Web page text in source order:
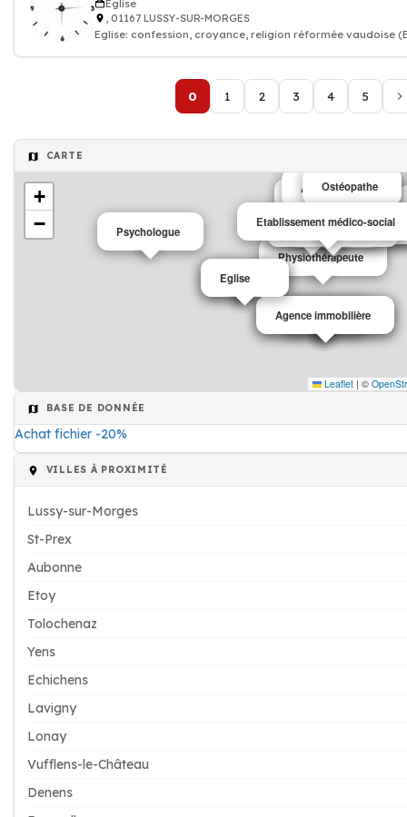
Eglise
, 01167 LUSSY-SUR-MORGES
Eglise: confession, croyance, religion réformée vaudoise
0 1 2 3 4 5
CARTE
Café
Physiothérapeute
Police
Salon coiffure
Restaurant
Taiji
Psychologue
Ostéopathe
Salons de thé café
Administration
Ostéopathe
Ingénieur
Agence immobilière
Agence immobilière
Etablissement médico-social
Eglise
+
−
Leaflet | ©
BASE DE DONNÉE
Achat fichier -20%
VILLES À PROXIMITÉ
Lussy-sur-Morges
St-Prex
Aubonne
Etoy
Tolochenaz
Yens
Echichens
Lavigny
Lonay
Vufflens-le-Château
Denens